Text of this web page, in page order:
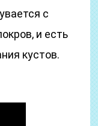
с
и есть
кустов.